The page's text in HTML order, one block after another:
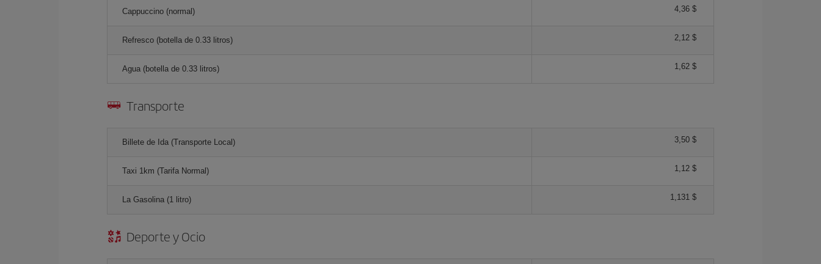
Cappuccino (normal) 4,36 $
Refresco (botella de 0.33 litros) 2,12 $
Agua (botella de 0.33 litros) 1,62 $
Transporte
Billete de Ida (Transporte Local) 3,50 $
Taxi 1km (Tarifa Normal) 1,12 $
La Gasolina (1 litro) 1,131 $
Deporte y Ocio